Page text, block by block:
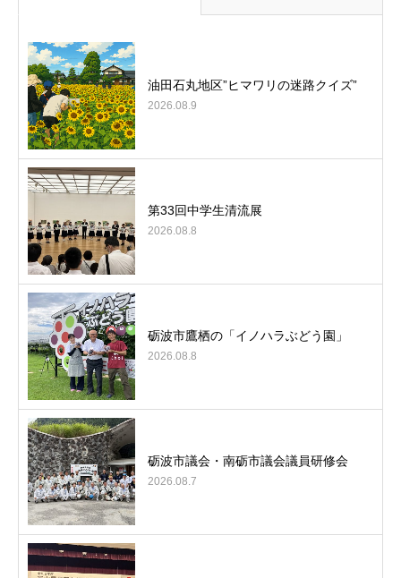
油田石丸地区”ヒマワリの迷路クイズ”
2026.08.9
第33回中学生清流展
2026.08.8
砺波市鷹栖の「イノハラぶどう園」
2026.08.8
砺波市議会・南砺市議会議員研修会
2026.08.7